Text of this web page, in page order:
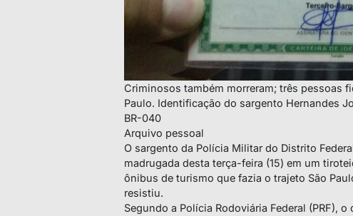
Criminosos também morreram; três pessoas
Paulo. Identificação do sargento Hernandes
BR-040
Arquivo pessoal
O sargento da Polícia Militar do Distrito
madrugada desta terça-feira (15) em um
ônibus de turismo que fazia o trajeto São
resistiu.
Segundo a Polícia Rodoviária Federal (PRF),